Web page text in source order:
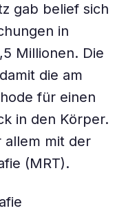
gab belief sich
in
Millionen. Die
die am
für einen
in den Körper.
allem mit der
(MRT).